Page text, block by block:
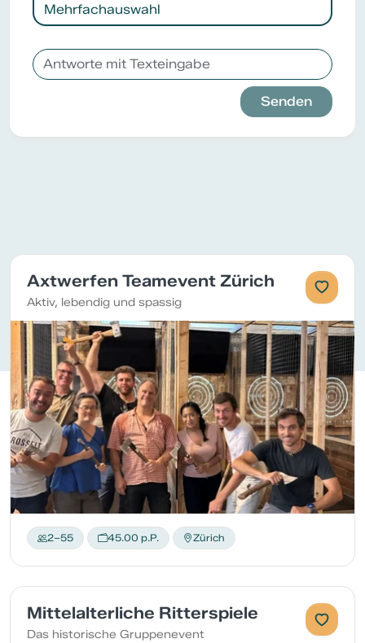
Mehrfachauswahl
Senden
Axtwerfen Teamevent Zürich
Aktiv, lebendig und spassig
2–55 45.00 p.P. Zürich
Mittelalterliche Ritterspiele
Das historische Gruppenevent